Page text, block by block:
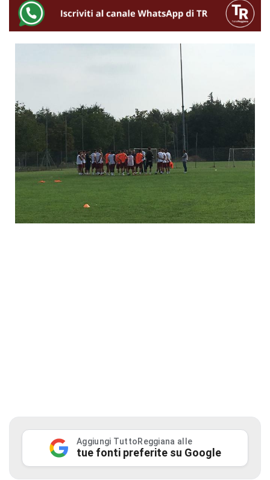
Aggiungi TuttoReggiana alle
tue fonti preferite su Google